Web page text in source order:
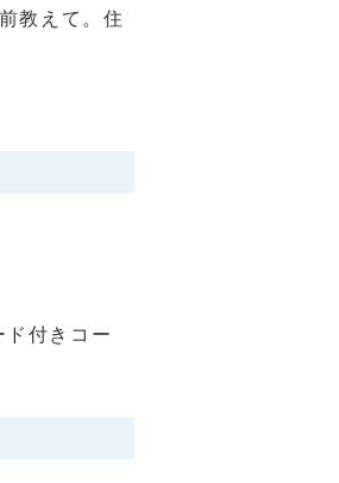
教えて。住
付きコー